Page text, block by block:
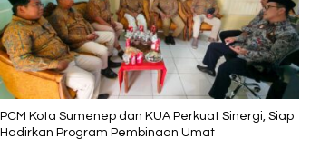
PCM Kota Sumenep dan KUA Perkuat Sinergi, Siap
Hadirkan Program Pembinaan Umat